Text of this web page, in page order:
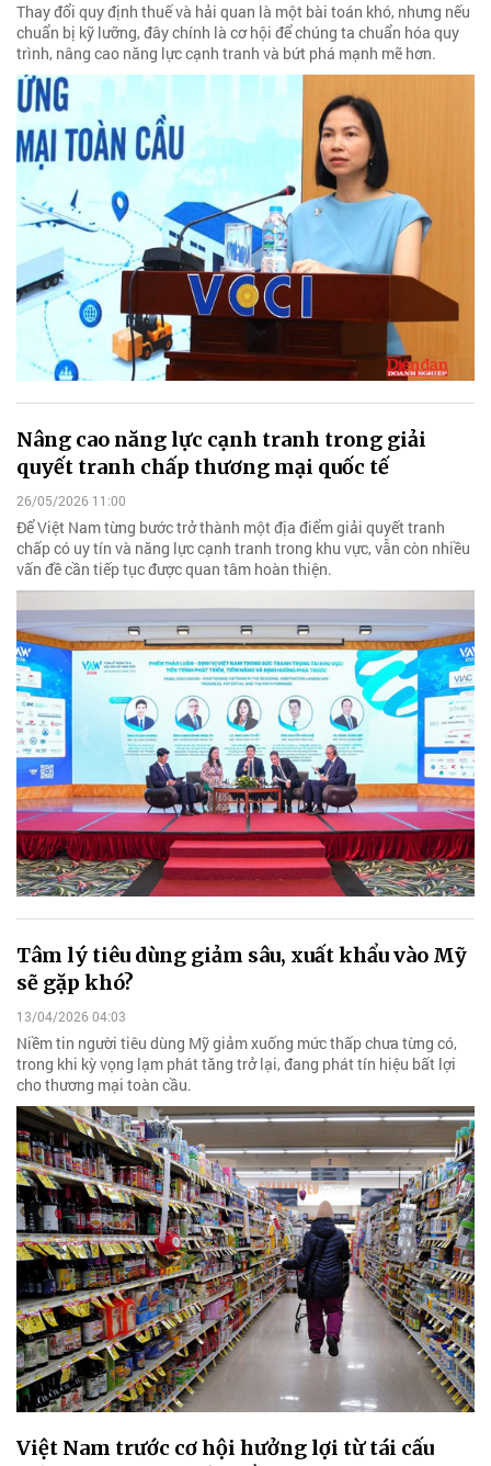
Thay đổi quy định thuế và hải quan là một bài toán khó, nhưng nếu
chuẩn bị kỹ lưỡng, đây chính là cơ hội để chúng ta chuẩn hóa quy
trình, nâng cao năng lực cạnh tranh và bứt phá mạnh mẽ hơn.
Nâng cao năng lực cạnh tranh trong giải
quyết tranh chấp thương mại quốc tế
26/05/2026 11:00
Để Việt Nam từng bước trở thành một địa điểm giải quyết tranh
chấp có uy tín và năng lực cạnh tranh trong khu vực, vẫn còn nhiều
vấn đề cần tiếp tục được quan tâm hoàn thiện.
Tâm lý tiêu dùng giảm sâu, xuất khẩu vào Mỹ
sẽ gặp khó?
13/04/2026 04:03
Niềm tin người tiêu dùng Mỹ giảm xuống mức thấp chưa từng có,
trong khi kỳ vọng lạm phát tăng trở lại, đang phát tín hiệu bất lợi
cho thương mại toàn cầu.
Việt Nam trước cơ hội hưởng lợi từ tái cấu